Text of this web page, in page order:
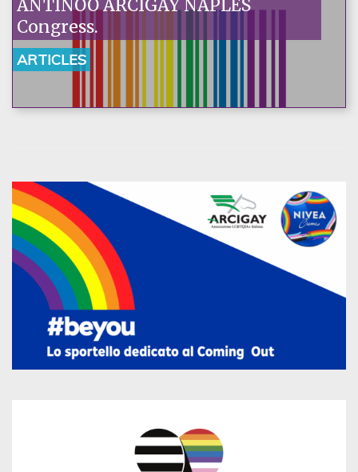
ANTINOO ARCIGAY NAPLES
Congress.
ARTICLES